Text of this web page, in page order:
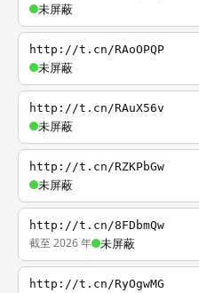
未屏蔽
http://t.cn/RAoOPQP
未屏蔽
http://t.cn/RAuX56v
未屏蔽
http://t.cn/RZKPbGw
未屏蔽
http://t.cn/8FDbmQw
截至 2026 年 未屏蔽
http://t.cn/RyOgwMG